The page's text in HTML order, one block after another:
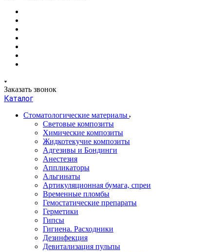
Заказать звонок
Каталог
Стоматологические материалы
Световые композиты
Химические композиты
Жидкотекучие композиты
Адгезивы и Бондинги
Анестезия
Аппликаторы
Альгинаты
Артикуляционная бумага, спреи
Временные пломбы
Гемостатические препараты
Герметики
Гипсы
Гигиена. Расходники
Дезинфекция
Девитализация пульпы